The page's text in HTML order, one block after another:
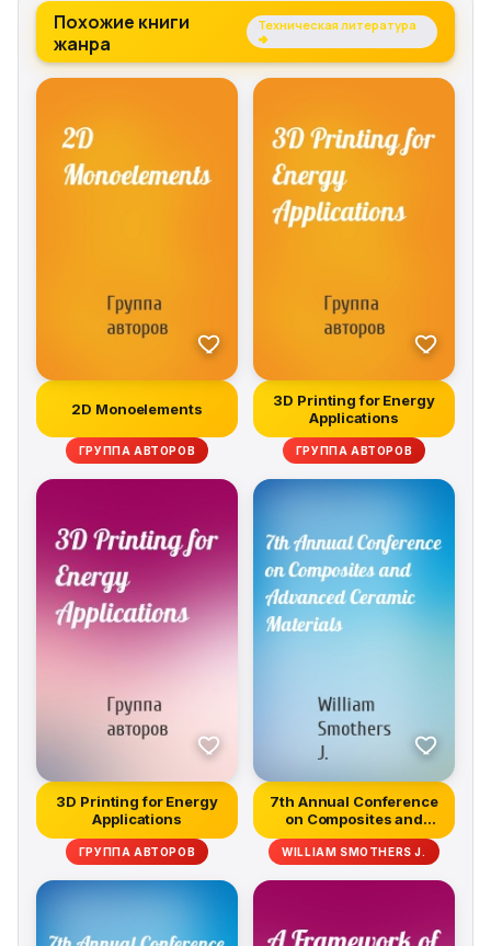
Похожие книги
жанра
Техническая литература
→
2D Monoelements
ГРУППА АВТОРОВ
3D Printing for Energy
Applications
ГРУППА АВТОРОВ
3D Printing for Energy
Applications
ГРУППА АВТОРОВ
7th Annual Conference
on Composites and
Advanced C...
WILLIAM SMOTHERS J.